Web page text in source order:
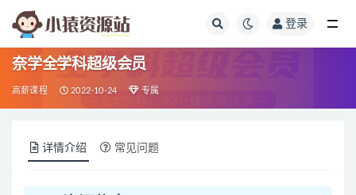
登录
奈学全学科超级会员
高薪课程 2022-10-24 专属
详情介绍 常见问题